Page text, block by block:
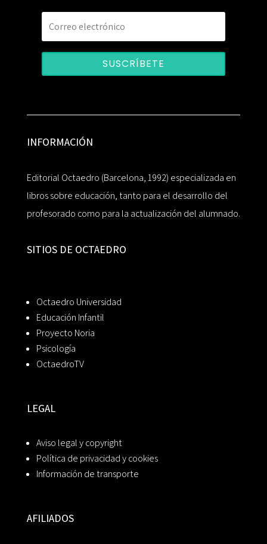
SUSCRÍBETE
INFORMACIÓN
Editorial Octaedro (Barcelona, 1992) especializada en
libros sobre educación, tanto para el desarrollo del
profesorado como para la actualización del alumnado.
SITIOS DE OCTAEDRO
Octaedro Universidad
Educación Infantil
Proyecto Noria
Psicología
OctaedroTV
LEGAL
Aviso legal y copyright
Política de privacidad y cookies
Información de transporte
AFILIADOS